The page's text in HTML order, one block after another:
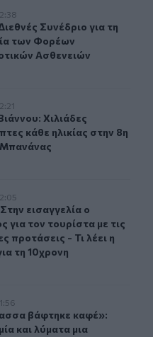
τη Βιολογία των Φορέων
Συνέδριο για τη
Συνέδριο για τη
των Φορέων
Ασθενειών
κάθε ηλικίας
Χιλιάδες
Χιλιάδες
κάθε ηλικίας στην 8η
Μπανάνας
για τον τουρίστα με
εισαγγελία ο φάκελος
εισαγγελία ο
για τον τουρίστα με τις
προτάσεις - Τι λέει η
τη 10χρονη
μια "ανάσα" από το
βάφτηκε καφέ»:
βάφτηκε καφέ»:
και λύματα μια